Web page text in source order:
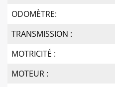
ODOMÈTRE:
TRANSMISSION :
MOTRICITÉ :
MOTEUR :